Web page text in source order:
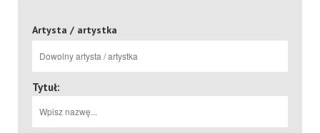
Artysta / artystka
Tytuł: